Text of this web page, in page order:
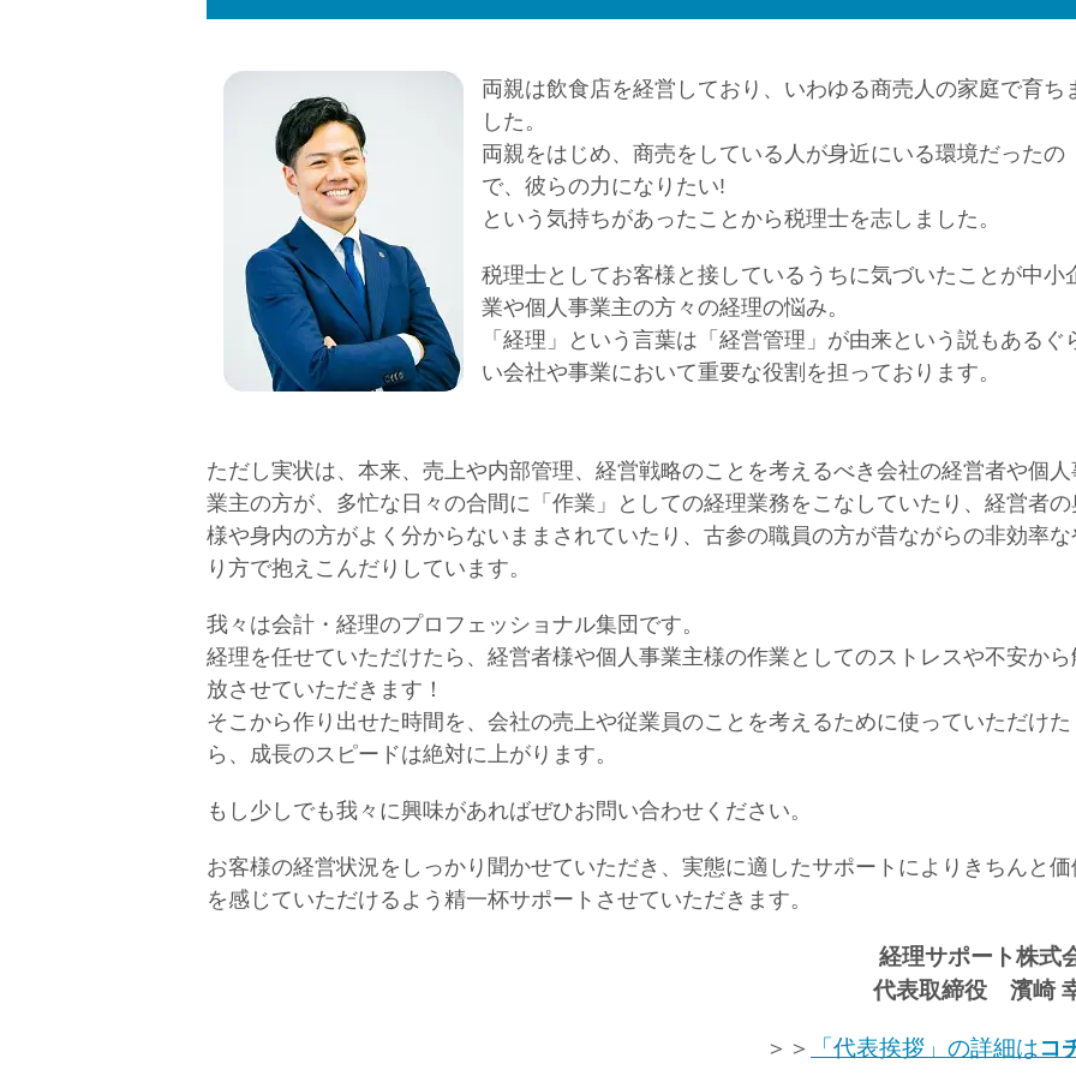
両親は飲食店を経営しており、いわゆる商売人の家庭で育ち
した。
両親をはじめ、商売をしている人が身近にいる環境だったの
で、彼らの力になりたい!
という気持ちがあったことから税理士を志しました。
税理士としてお客様と接しているうちに気づいたことが中小
業や個人事業主の方々の経理の悩み。
「経理」という言葉は「経営管理」が由来という説もあるぐ
い会社や事業において重要な役割を担っております。
ただし実状は、本来、売上や内部管理、経営戦略のことを考えるべき会社の経営者や個人
業主の方が、多忙な日々の合間に「作業」としての経理業務をこなしていたり、経営者の
様や身内の方がよく分からないままされていたり、古参の職員の方が昔ながらの非効率な
り方で抱えこんだりしています。
我々は会計・経理のプロフェッショナル集団です。
経理を任せていただけたら、経営者様や個人事業主様の作業としてのストレスや不安から
放させていただきます！
そこから作り出せた時間を、会社の売上や従業員のことを考えるために使っていただけた
ら、成長のスピードは絶対に上がります。
もし少しでも我々に興味があればぜひお問い合わせください。
お客様の経営状況をしっかり聞かせていただき、実態に適したサポートによりきちんと価
を感じていただけるよう精一杯サポートさせていただきます。
経理サポート株式
代表取締役 濱崎
＞＞ 「代表挨拶」の詳細はコ